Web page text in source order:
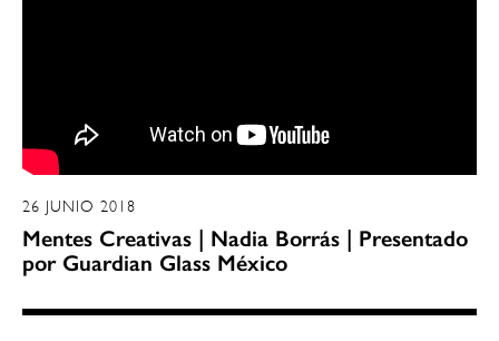
26 JUNIO 2018
Mentes Creativas | Nadia Borrás | Presentado
por Guardian Glass México